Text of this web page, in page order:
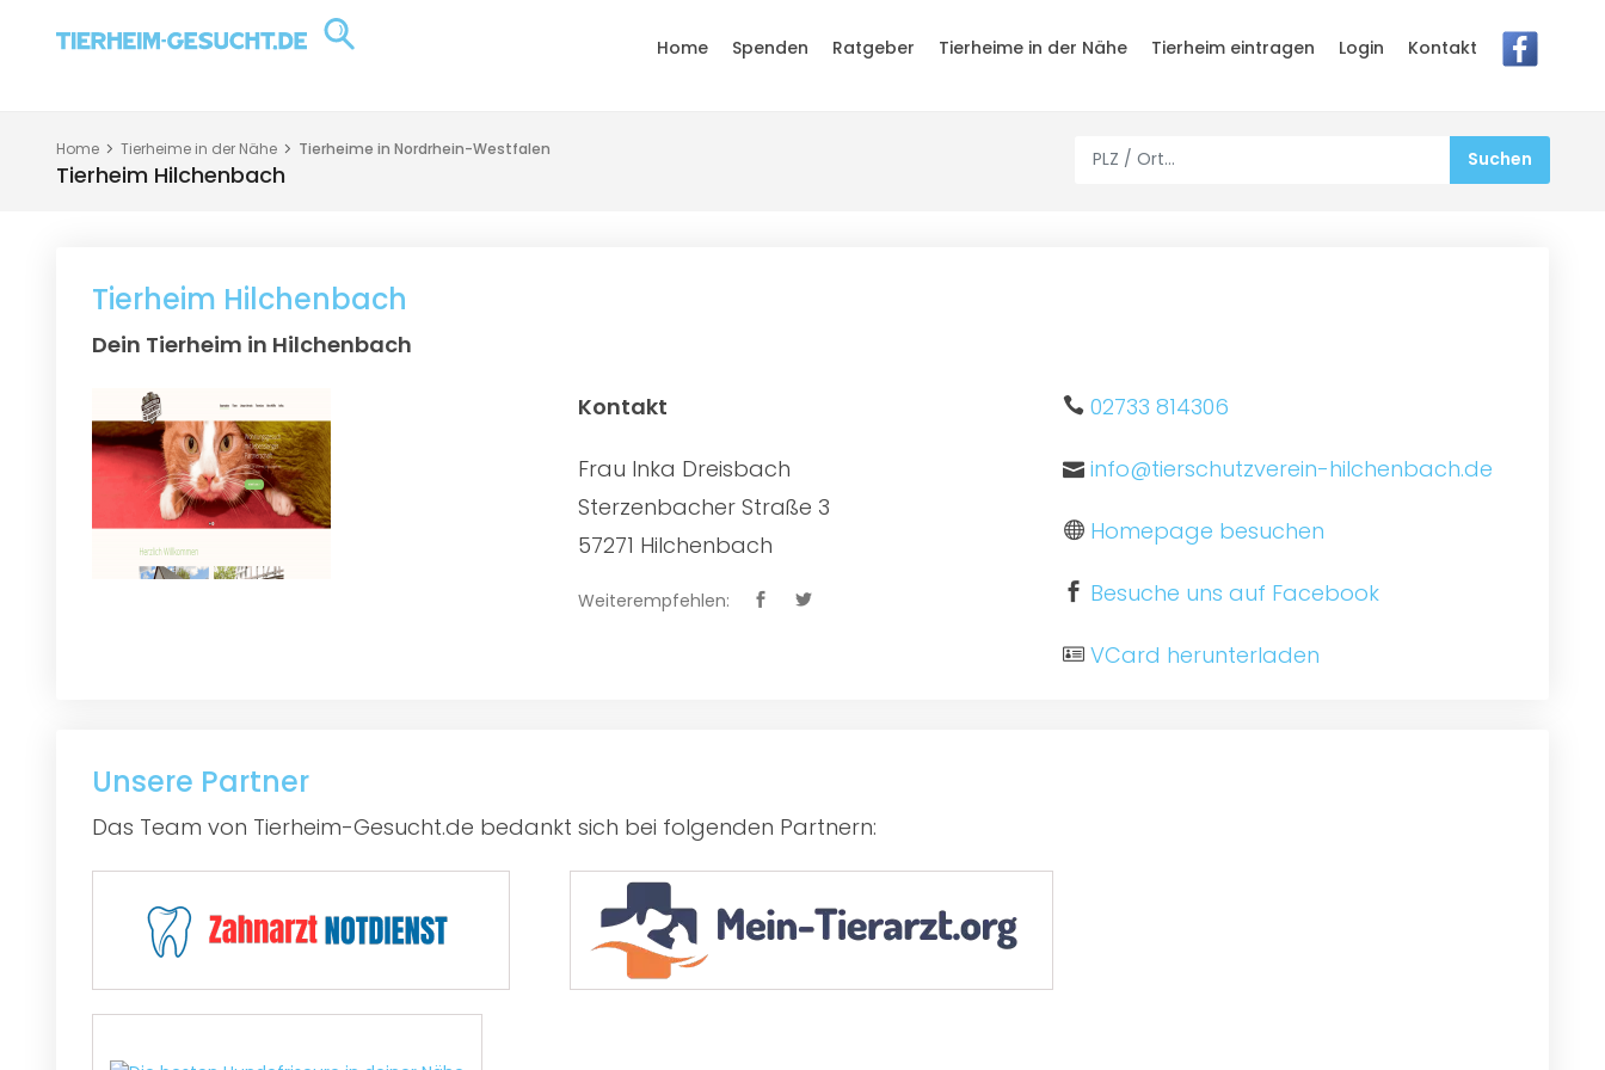
Home Spenden Ratgeber Tierheime in der Nähe Tierheim eintragen Login Kontakt
Home Tierheime in der Nähe Tierheime in Nordrhein-Westfalen
Tierheim Hilchenbach
Tierheim Hilchenbach
Dein Tierheim in Hilchenbach
Kontakt
Frau Inka Dreisbach
Sterzenbacher Straße 3
57271 Hilchenbach
Weiterempfehlen:
02733 814306
info@tierschutzverein-hilchenbach.de
Homepage besuchen
Besuche uns auf Facebook
VCard herunterladen
Unsere Partner
Das Team von Tierheim-Gesucht.de bedankt sich bei folgenden Partnern: